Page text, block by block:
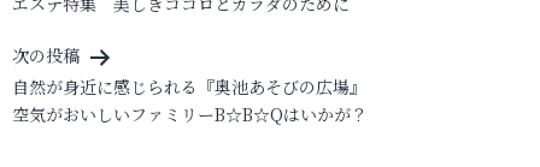
稿
ナ
ビ
ゲ
次の投稿
自然が身近に感じられる『奥池あそびの広場』
空気がおいしいファミリーB☆B☆Qはいかが？